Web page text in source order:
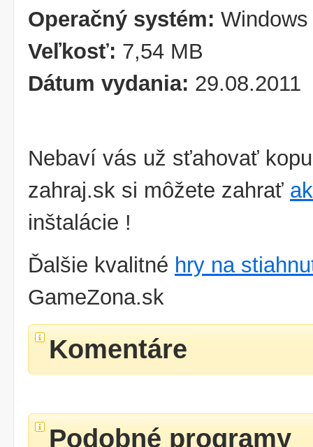
Operačný systém:
Veľkosť: 7,54 MB
Dátum vydania: 29.08.2011
Nebaví vás už sťahovať
zahraj.sk si môžete zahrať
inštalácie !
Ďalšie kvalitné hry na
GameZona.sk
Komentáre
Podobné programy